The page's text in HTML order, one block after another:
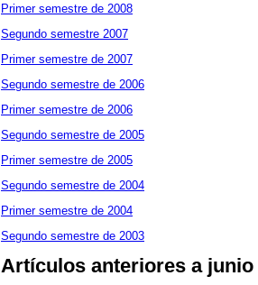
Primer semestre de 2008
Segundo semestre 2007
Primer semestre de 2007
Segundo semestre de 2006
Primer semestre de 2006
Segundo semestre de 2005
Primer semestre de 2005
Segundo semestre de 2004
Primer semestre de 2004
Segundo semestre de 2003
Artículos anteriores a junio